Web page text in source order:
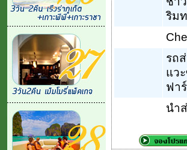
ริม
รถ
แว
ฟา
นำ